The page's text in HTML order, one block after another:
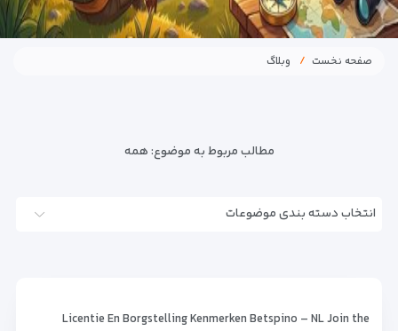
صفحه نخست وبلاگ
مطالب مربوط به موضوع:همه
انتخاب دسته بندی موضوعات
Licentie En Borgstelling Kenmerken Betspino – NL Join the